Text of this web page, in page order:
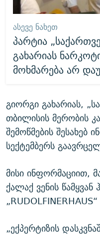
ᲐᲡᲔᲕᲔ ᲜᲐᲮᲔᲗ
პარტია
გახარიას
მოხმარება არ
გიორგი გახარიას,
თბილისის მერობის
შემოწმების შესახებ
სექტემბერს
მისი ინფორმაციით,
ქალაქ ვენის
„ექპერტიზის